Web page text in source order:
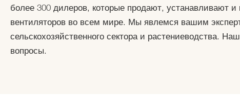
более 300 дилеров, которые продают, устанавливают
вентиляторов во всем мире. Мы явлемся вашим
сельскохозяйственного сектора и растениеводства.
вопросы.